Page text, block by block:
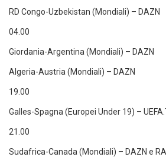
RD Congo-Uzbekistan (Mondiali) – DAZN
04.00
Giordania-Argentina (Mondiali) – DAZN
Algeria-Austria (Mondiali) – DAZN
19.00
Galles-Spagna (Europei Under 19) –
21.00
Sudafrica-Canada (Mondiali) – DAZN e